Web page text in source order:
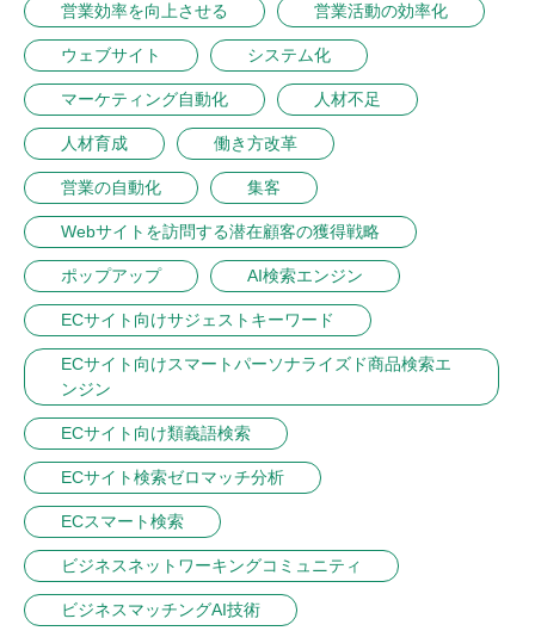
営業効率を向上させる 営業活動の効率化
ウェブサイト システム化
マーケティング自動化 人材不足
人材育成 働き方改革
営業の自動化 集客
Webサイトを訪問する潜在顧客の獲得戦略
ポップアップ AI検索エンジン
ECサイト向けサジェストキーワード
ECサイト向けスマートパーソナライズド商品検索エ
ンジン
ECサイト向け類義語検索
ECサイト検索ゼロマッチ分析
ECスマート検索
ビジネスネットワーキングコミュニティ
ビジネスマッチングAI技術